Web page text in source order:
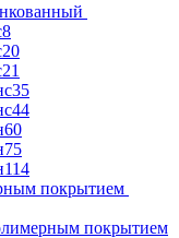
покрытием
покрытием